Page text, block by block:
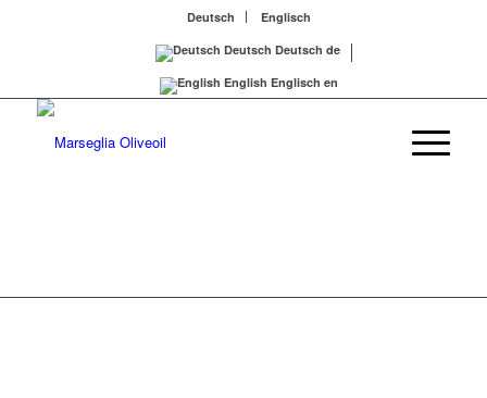
Deutsch
Englisch
Deutsch Deutsch de
English Englisch en